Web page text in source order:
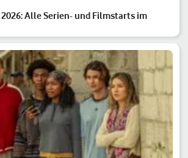
2026: Alle Serien- und Filmstarts im